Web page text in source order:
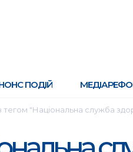
ПОДІЙ
тегом "Національна служба